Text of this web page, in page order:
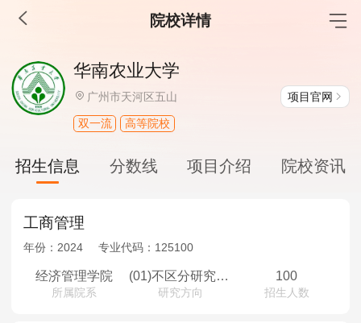
院校详情
MBA工商管理
院校库 考试报名 招生政策
报名流程
考试真题
报考经验 招生简章
MEM工程管理
考试真题
报考经验
院校库 考试报名 招生政策
报名流程
华南农业大学
广州市天河区五山 项目官网
双一流 高等院校
招生信息 分数线 项目介绍 院校资讯
工商管理
年份： 2024 专业代码： 125100
经济管理学院
所属院系
(01)不区分研究方向
研究方向
100
招生人数